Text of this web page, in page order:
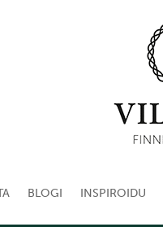
BLOGI INSPIROIDU